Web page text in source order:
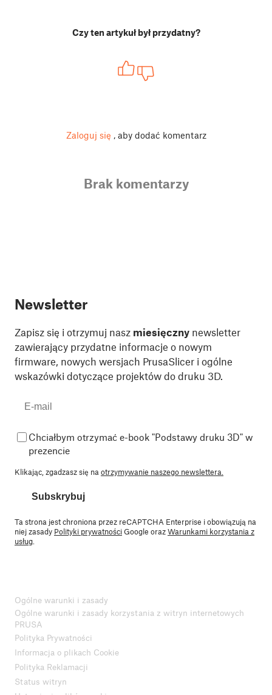
Czy ten artykuł był przydatny?
Zaloguj się , aby dodać komentarz
Brak komentarzy
Newsletter
Zapisz się i otrzymuj nasz miesięczny newsletter
zawierający przydatne informacje o nowym
firmware, nowych wersjach PrusaSlicer i ogólne
wskazówki dotyczące projektów do druku 3D.
Chciałbym otrzymać e-book "Podstawy druku 3D" w
prezencie
Klikając, zgadzasz się na otrzymywanie naszego newslettera.
Subskrybuj
Ta strona jest chroniona przez reCAPTCHA Enterprise i obowiązują na
niej zasady Polityki prywatnościGoogle orazWarunkami korzystania z
usług
Ogólne warunki i zasady
Ogólne warunki i zasady korzystania z witryn internetowych
PRUSA
Polityka Prywatności
Informacja o plikach Cookie
Polityka Reklamacji
Status witryn